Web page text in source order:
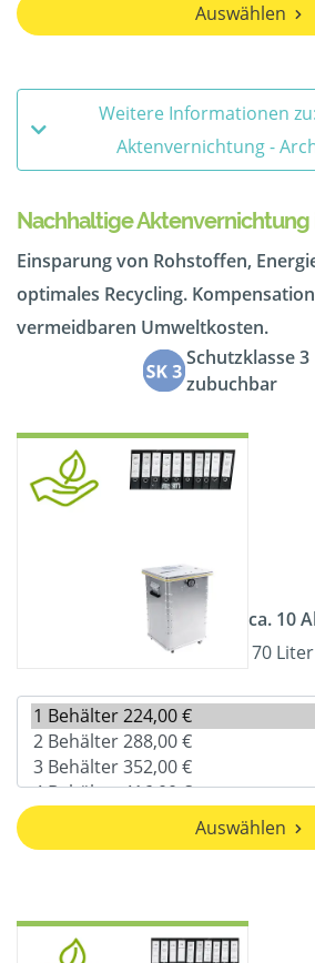
Auswählen
Weitere Informationen
Aktenvernichtung -
Nachhaltige Aktenvernichtung
Einsparung von Rohstoffen,
optimales Recycling.
vermeidbaren Umweltkosten.
Schutzklasse 3
zubuchbar
ca. 10
70
Auswählen